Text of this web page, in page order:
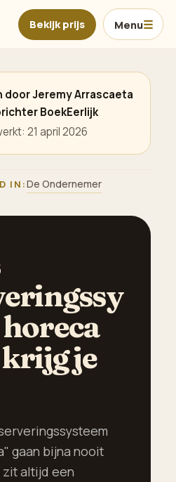
Bekijk prijs Menu
door Jeremy Arrascaeta
BoekEerlijk
21 april 2026
IN:De Ondernemer
je
gaan bijna nooit
zit altijd een